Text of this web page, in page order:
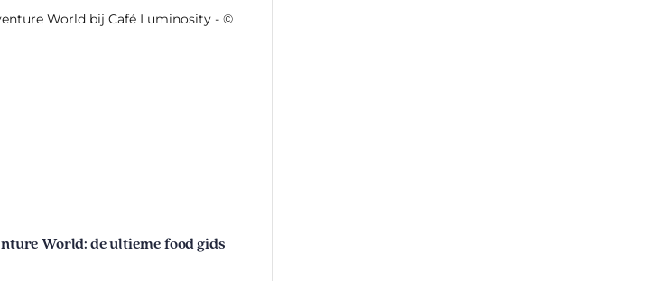
World: de ultieme food gids